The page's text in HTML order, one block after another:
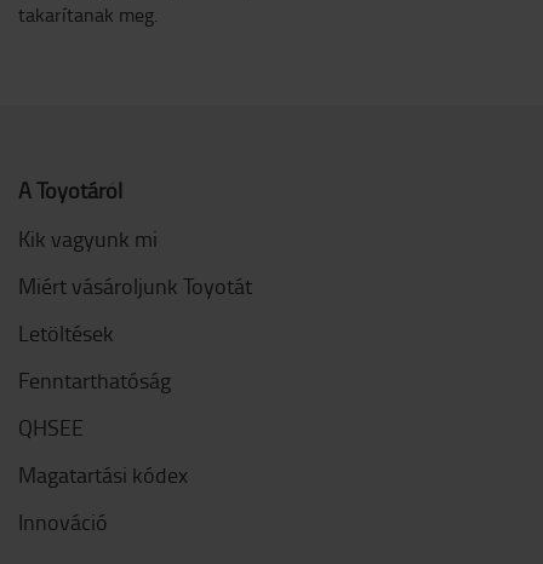
takarítanak meg.
A Toyotáról
Kik vagyunk mi
Miért vásároljunk Toyotát
Letöltések
Fenntarthatóság
QHSEE
Magatartási kódex
Innováció